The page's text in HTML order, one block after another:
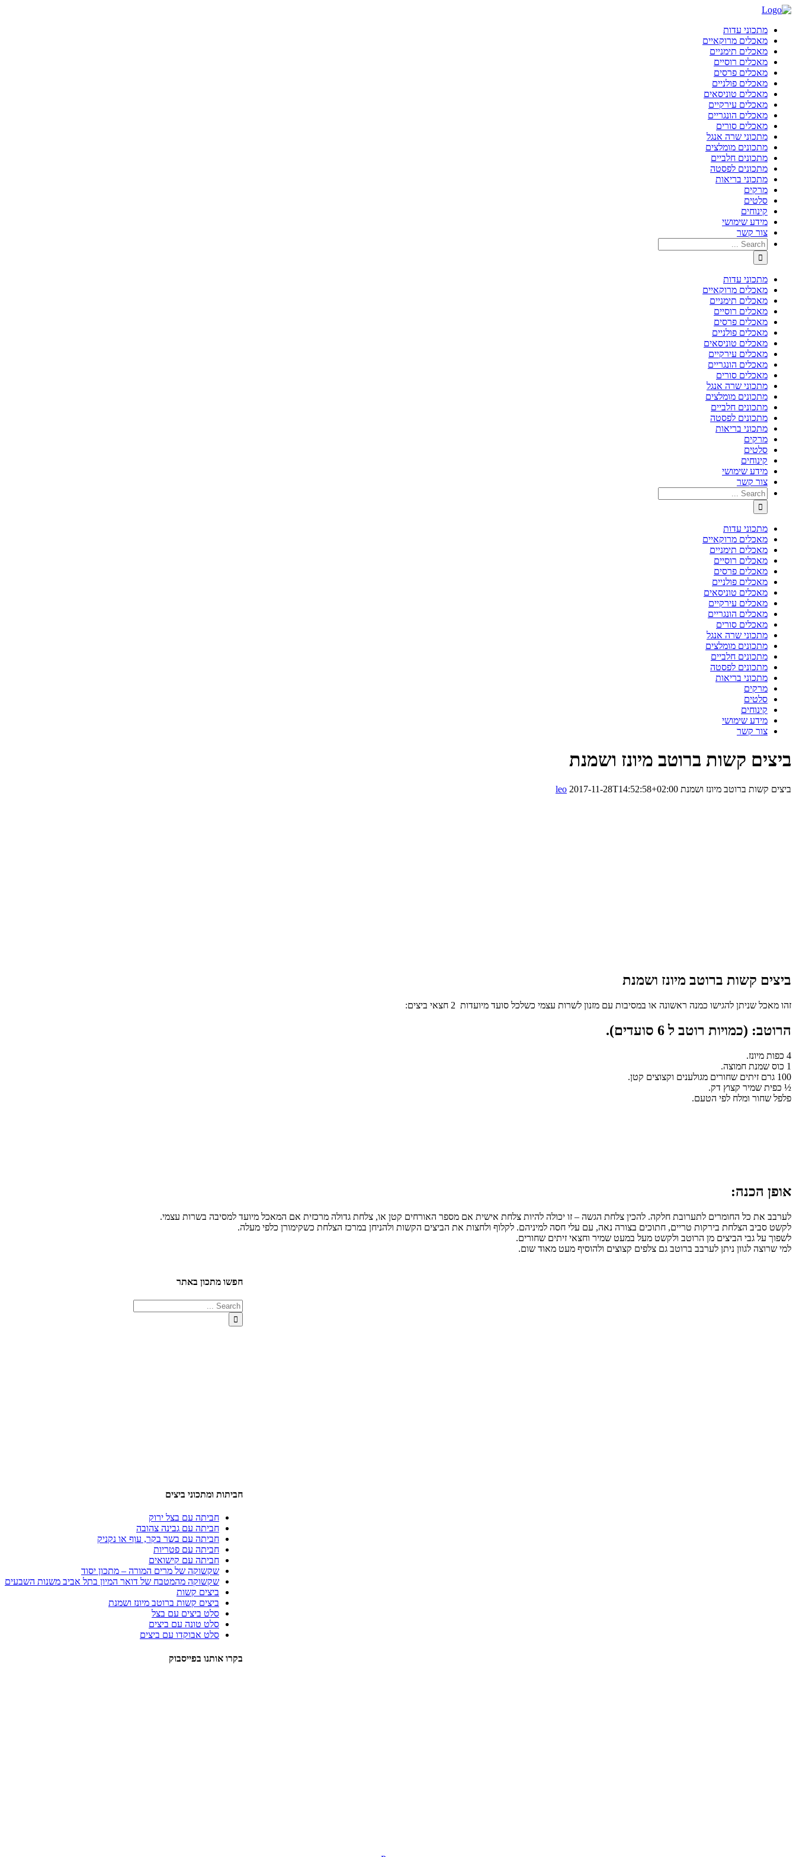
מתכוני עדות
מאכלים מרוקאיים
מאכלים תימניים
מאכלים רוסיים
מאכלים פרסים
מאכלים פולניים
מאכלים טוניסאים
מאכלים עירקיים
מאכלים הונגריים
מאכלים סורים
מתכוני שרה אנגל
מתכונים מומלצים
מתכונים חלביים
מתכונים לפסטה
מתכוני בריאות
מרקים
סלטים
קינוחים
מידע שימושי
צור קשר
מתכוני עדות
מאכלים מרוקאיים
מאכלים תימניים
מאכלים רוסיים
מאכלים פרסים
מאכלים פולניים
מאכלים טוניסאים
מאכלים עירקיים
מאכלים הונגריים
מאכלים סורים
מתכוני שרה אנגל
מתכונים מומלצים
מתכונים חלביים
מתכונים לפסטה
מתכוני בריאות
מרקים
סלטים
קינוחים
מידע שימושי
צור קשר
מתכוני עדות
מאכלים מרוקאיים
מאכלים תימניים
מאכלים רוסיים
מאכלים פרסים
מאכלים פולניים
מאכלים טוניסאים
מאכלים עירקיים
מאכלים הונגריים
מאכלים סורים
מתכוני שרה אנגל
מתכונים מומלצים
מתכונים חלביים
מתכונים לפסטה
מתכוני בריאות
מרקים
סלטים
קינוחים
מידע שימושי
צור קשר
ביצים קשות ברוטב מיונז ושמנת
ביצים קשות ברוטב מיונז ושמנת leo 2017-11-28T14:52:58+02:00
ביצים קשות ברוטב מיונז ושמנת
זהו מאכל שניתן להגישו כמנה ראשונה או במסיבות עם מזנון לשרות עצמי כשלכל סועד מיועדות 2 חצאי ביצים:
הרוטב: (כמויות רוטב ל 6 סועדים).
4 כפות מיונז.
1 כוס שמנת חמוצה.
100 גרם זיתים שחורים מגולענים וקצוצים קטן.
½ כפית שמיר קצוץ דק.
פלפל שחור ומלח לפי הטעם.
אופן הכנה:
לערבב את כל החומרים לתערובת חלקה. להכין צלחת הגשה – זו יכולה להיות צלחת אישית אם מספר האורחים קטן או, צלחת גדולה מרכזית אם המאכל מיועד למסיבה בשרות עצמי.
לקשט סביב הצלחת בירקות טריים, חתוכים בצורה נאה, עם עלי חסה למיניהם. לקלוף ולחצות את הביצים הקשות ולהניחן במרכז הצלחת כשקימורן כלפי מעלה.
לשפוך על גבי הביצים מן הרוטב ולקשט מעל במעט שמיר וחצאי זיתים שחורים.
למי שרוצה לגוון ניתן לערבב ברוטב גם צלפים קצוצים ולהוסיף מעט מאוד שום.
חפשו מתכון באתר
חביתות ומתכוני ביצים
חביתה עם בצל ירוק
חביתה עם גבינה צהובה
חביתה עם בשר בקר, עוף או נקניק
חביתה עם פטריות
חביתה עם קישואים
שקשוקה של מרים המורה – מתכון יסוד
שקשוקה מהמטבח של דואר המיון בתל אביב משנות השבעים
ביצים קשות
ביצים קשות ברוטב מיונז ושמנת
סלט ביצים עם בצל
סלט טונה עם ביצים
סלט אבוקדו עם ביצים
בקרו אותנו בפייסבוק